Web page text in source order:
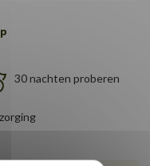
30 nachten proberen